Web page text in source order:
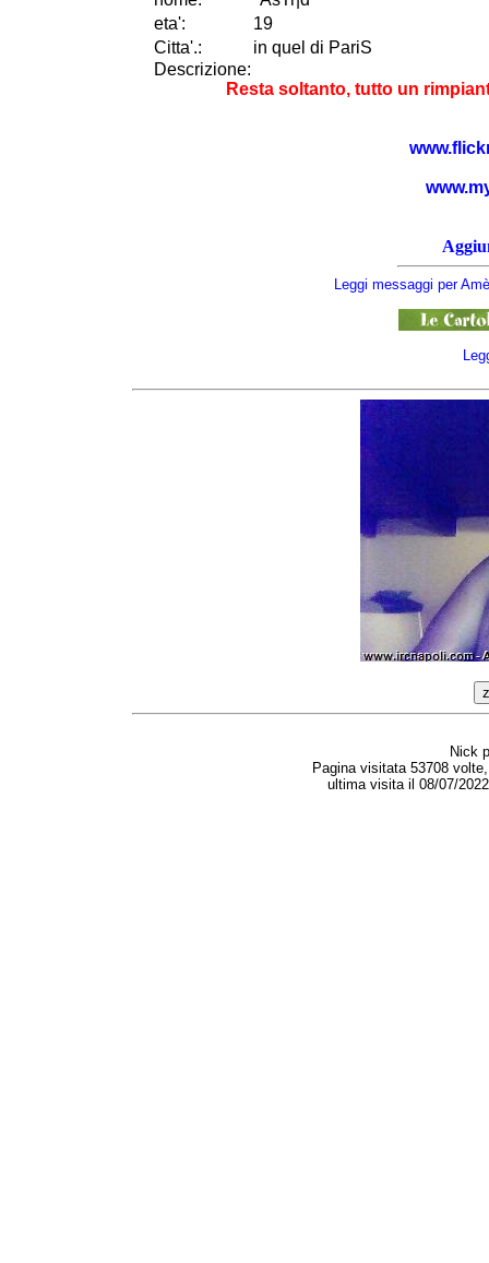
eta':
19
Citta'.:
in quel di PariS
Descrizione:
Resta soltanto, tutto un
Leggi messaggi per
Nick
Pagina visitata 53708
ultima visita il 08/07/